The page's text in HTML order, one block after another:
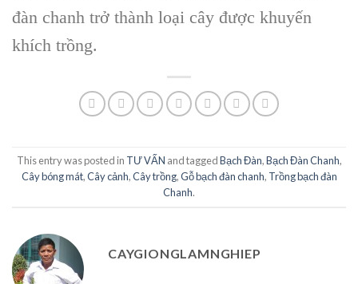
đàn chanh trở thành loại cây được khuyến
khích trồng.
This entry was posted in TƯ VẤN and taggedBạch Đàn,Bạch Đàn Chanh,
Cây bóng mát,Cây cảnh,Cây trồng,Gỗ bạch đàn chanh, Trồng bạch đàn
Chanh.
CAYGIONGLAMNGHIEP